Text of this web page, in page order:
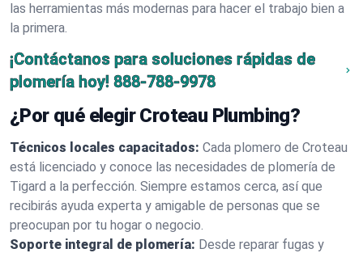
las herramientas más modernas para hacer el trabajo bien a
la primera.
¡Contáctanos para soluciones rápidas de
plomería hoy! 888-788-9978
¿Por qué elegir Croteau Plumbing?
Técnicos locales capacitados: Cada plomero de Croteau
está licenciado y conoce las necesidades de plomería de
Tigard a la perfección. Siempre estamos cerca, así que
recibirás ayuda experta y amigable de personas que se
preocupan por tu hogar o negocio.
Soporte integral de plomería: Desde reparar fugas y